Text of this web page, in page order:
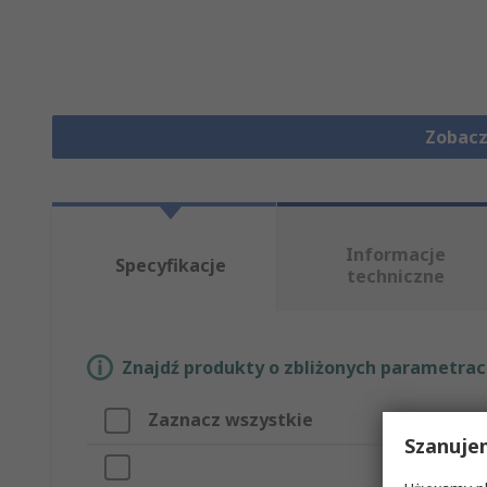
Specyfikacje
Informacje
techniczne
Znajdź produkty o zbliżonych
Zaznacz wszystkie